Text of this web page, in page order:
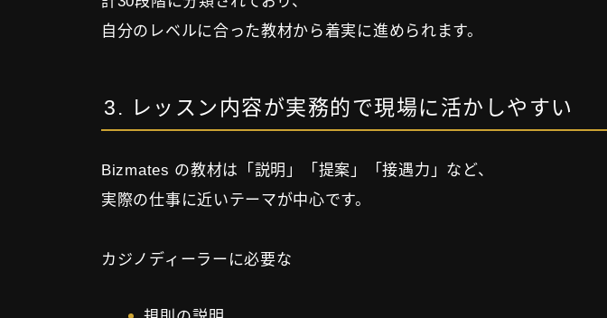
自分のレベルに合った教材から着実に進められます。
3. レッスン内容が実務的で現場に活かしやすい
Bizmates の教材は「説明」「提案」「接遇力」など、
実際の仕事に近いテーマが中心です。
カジノディーラーに必要な